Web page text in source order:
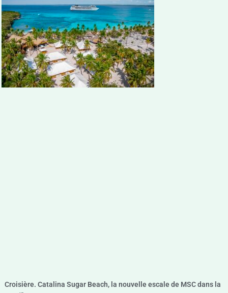
Croisière. Catalina Sugar Beach, la nouvelle escale de MSC dans la